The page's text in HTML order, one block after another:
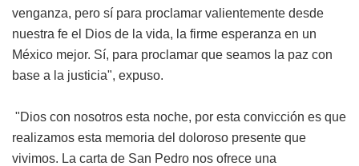
venganza, pero sí para proclamar valientemente desde
nuestra fe el Dios de la vida, la firme esperanza en un
México mejor. Sí, para proclamar que seamos la paz con
base a la justicia", expuso.
"Dios con nosotros esta noche, por esta convicción es que
realizamos esta memoria del doloroso presente que
vivimos. La carta de San Pedro nos ofrece una